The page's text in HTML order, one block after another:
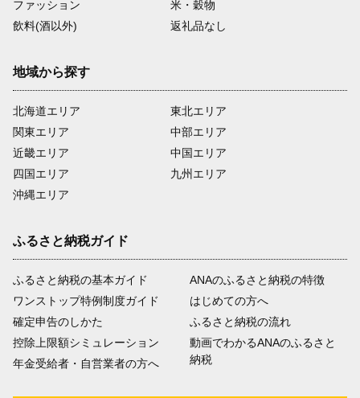
ファッション
米・穀物
飲料(酒以外)
返礼品なし
地域から探す
北海道エリア
関東エリア
近畿エリア
四国エリア
沖縄エリア
東北エリア
中部エリア
中国エリア
九州エリア
ふるさと納税ガイド
ふるさと納税の基本ガイド
ワンストップ特例制度ガイド
確定申告のしかた
控除上限額シミュレーション
年金受給者・自営業者の方へ
ANAのふるさと納税の特徴
はじめての方へ
ふるさと納税の流れ
動画でわかるANAのふるさと
納税